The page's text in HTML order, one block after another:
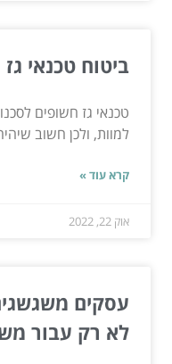
ביטוח טכנאי גז
טכנאי גז חשופים
למוות, ולכן חשוב
קרא עוד »
אוק 22, 2022
עסקים
לא רק עבור